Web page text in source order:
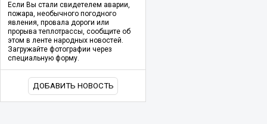
Если Вы стали свидетелем аварии,
пожара, необычного погодного
явления, провала дороги или
прорыва теплотрассы, сообщите об
этом в ленте народных новостей.
Загружайте фотографии через
специальную форму.
ДОБАВИТЬ НОВОСТЬ